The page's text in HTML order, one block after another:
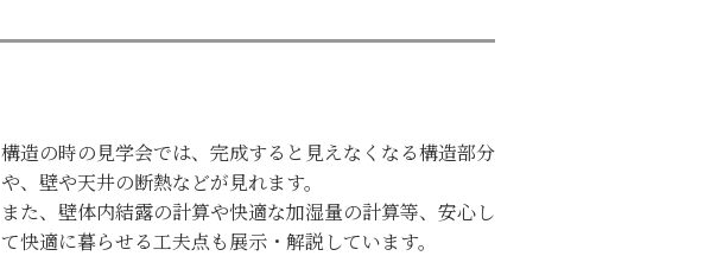
構造の時の見学会では、完成すると見えなくなる構造部分
や、壁や天井の断熱などが見れます。
また、壁体内結露の計算や快適な加湿量の計算等、安心し
て快適に暮らせる工夫点も展示・解説しています。